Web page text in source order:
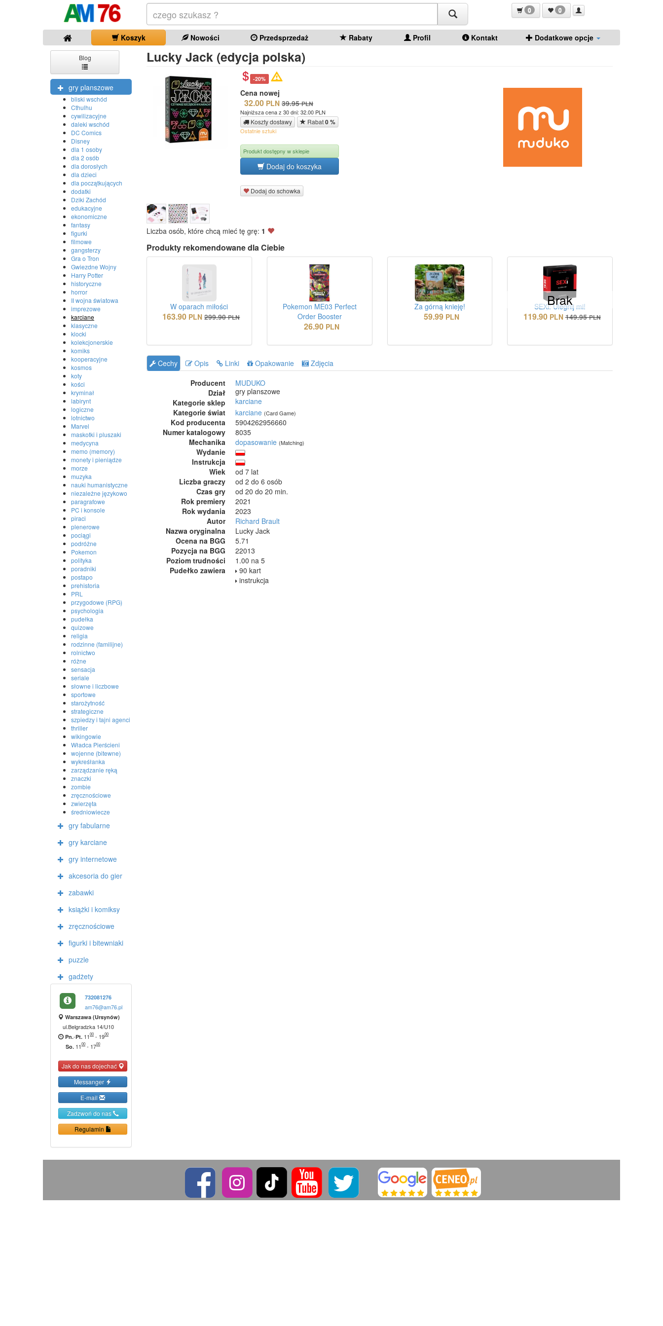
0 0
Koszyk Nowości Przedsprzedaż Rabaty Profil Kontakt Dodatkowe opcje
Blog
gry planszowe
bliski wschód
Cthulhu
cywilizacyjne
daleki wschód
DC Comics
Disney
dla 1 osoby
dla 2 osób
dla dorosłych
dla dzieci
dla początkujących
dodatki
Dziki Zachód
edukacyjne
ekonomiczne
fantasy
figurki
filmowe
gangsterzy
Gra o Tron
Gwiezdne Wojny
Harry Potter
historyczne
horror
II wojna światowa
imprezowe
karciane
klasyczne
klocki
kolekcjonerskie
komiks
kooperacyjne
kosmos
koty
kości
kryminał
labirynt
logiczne
lotnictwo
Marvel
maskotki i pluszaki
medycyna
memo (memory)
monety i pieniądze
morze
muzyka
nauki humanistyczne
niezależne językowo
paragrafowe
PC i konsole
piraci
plenerowe
pociągi
podróżne
Pokemon
polityka
poradniki
postapo
prehistoria
PRL
przygodowe (RPG)
psychologia
pudełka
quizowe
religia
rodzinne (familijne)
rolnictwo
różne
sensacja
seriale
słowne i liczbowe
sportowe
starożytność
strategiczne
szpiedzy i tajni agenci
thriller
wikingowie
Władca Pierścieni
wojenne (bitewne)
wykreśłanka
zarządzanie ręką
znaczki
zombie
zręcznościowe
zwierzęta
średniowiecze
gry fabularne
gry karciane
gry internetowe
akcesoria do gier
zabawki
książki i komiksy
zręcznościowe
figurki i bitewniaki
puzzle
gadżety
732081276
am76@am76.pl
Warszawa (Ursynów)
ul.Belgradzka 14/U10
Pn.-Pt. 1100 - 1900
So. 1100 - 1700
Jak do nas dojechać
Messanger
E-mail
Zadzwoń do nas
Regulamin
Lucky Jack (edycja polska)
-20%
Cena nowej
32.00 PLN 39.95 PLN
Najniższa cena z 30 dni: 32.00 PLN
Koszty dostawy Rabat0 %
Ostatnie sztuki
Produkt dostępny w sklepie
Dodaj do koszyka
Dodaj do schowka
Liczba osób, które chcą mieć tę grę: 1
Produkty rekomendowane dla Ciebie
W oparach miłości
163.90 PLN 299.90 PLN
Pokemon ME03 Perfect
Order Booster
26.90 PLN
Za górną knieję!
59.99 PLN
Brak
SEXi: Ulegnij mi!
119.90 PLN 149.95 PLN
Cechy Opis Linki Opakowanie
Zdjęcia
Producent
MUDUKO
Dział
gry planszowe
Kategorie sklep
karciane
Kategorie świat
karciane (Card Game)
Kod producenta
5904262956660
Numer katalogowy
8035
Mechanika
dopasowanie (Matching)
Wydanie
Instrukcja
Wiek
od 7 lat
Liczba graczy
od 2 do 6 osób
Czas gry
od 20 do 20 min.
Rok premiery
2021
Rok wydania
2023
Autor
Richard Brault
Nazwa oryginalna
Lucky Jack
Ocena na BGG
5.71
Pozycja na BGG
22013
Poziom trudności
1.00 na 5
Pudełko zawiera
90 kart
instrukcja